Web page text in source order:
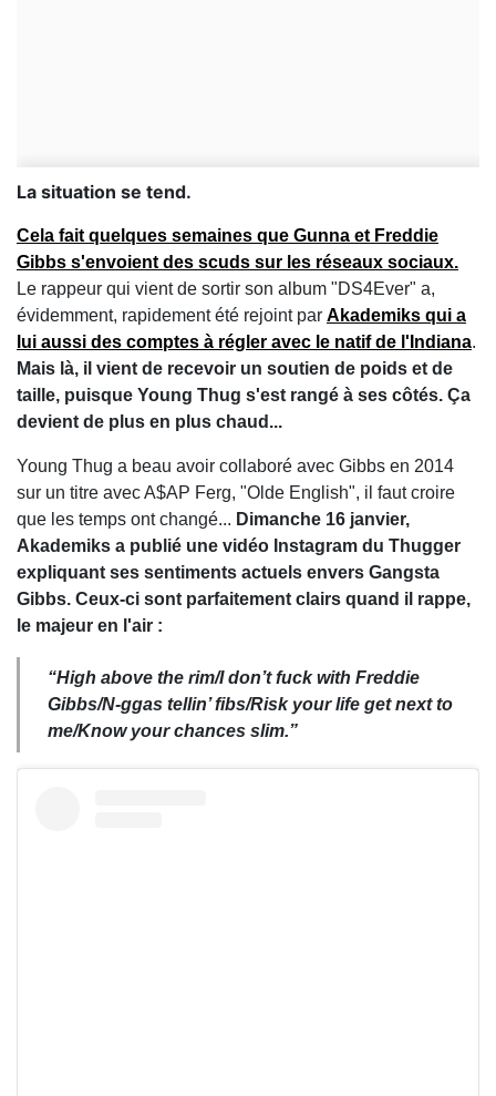
La situation se tend.
Cela fait quelques semaines que Gunna et Freddie
Gibbs s'envoient des scuds sur les réseaux sociaux.
Le rappeur qui vient de sortir son album "DS4Ever" a,
évidemment, rapidement été rejoint par Akademiks qui a
lui aussi des comptes à régler avec le natif de l'Indiana.
Mais là, il vient de recevoir un soutien de poids et de
taille, puisque Young Thug s'est rangé à ses côtés. Ça
devient de plus en plus chaud...
Young Thug a beau avoir collaboré avec Gibbs en 2014
sur un titre avec A$AP Ferg, "Olde English", il faut croire
que les temps ont changé... Dimanche 16 janvier,
Akademiks a publié une vidéo Instagram du Thugger
expliquant ses sentiments actuels envers Gangsta
Gibbs. Ceux-ci sont parfaitement clairs quand il rappe,
le majeur en l'air :
“High above the rim/I don’t fuck with Freddie
Gibbs/N-ggas tellin’ fibs/Risk your life get next to
me/Know your chances slim.”